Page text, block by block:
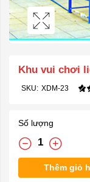
Khu vui chơi
SKU: XDM-23
Số lượng
Thêm giỏ